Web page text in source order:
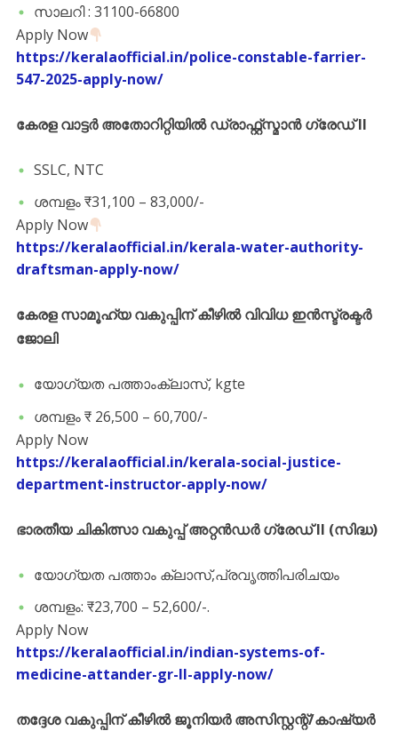
സാലറി : 31100-66800
Apply Now
https://keralaofficial.in/police-constable-farrier-
547-2025-apply-now/
കേരള വാട്ടർ അതോറിറ്റിയിൽ ഡ്രാഫ്റ്റ്‌സ്മാൻ ഗ്രേഡ് II
SSLC, NTC
ശമ്പളം ₹31,100 – 83,000/-
Apply Now
https://keralaofficial.in/kerala-water-authority-
draftsman-apply-now/
കേരള സാമൂഹ്യ വകുപ്പിന് കീഴിൽ വിവിധ ഇൻസ്ട്രക്ടർ
ജോലി
യോഗ്യത പത്താംക്ലാസ്, kgte
ശമ്പളം ₹ 26,500 – 60,700/-
Apply Now
https://keralaofficial.in/kerala-social-justice-
department-instructor-apply-now/
ഭാരതീയ ചികിത്സാ വകുപ്പ് അറ്റൻഡർ ഗ്രേഡ് II (സിദ്ധ)
യോഗ്യത പത്താം ക്ലാസ്,പ്രവൃത്തിപരിചയം
ശമ്പളം: ₹23,700 – 52,600/-.
Apply Now
https://keralaofficial.in/indian-systems-of-
medicine-attander-gr-ll-apply-now/
തദ്ദേശ വകുപ്പിന് കീഴിൽ ജൂനിയർ അസിസ്റ്റന്റ്/കാഷ്യർ